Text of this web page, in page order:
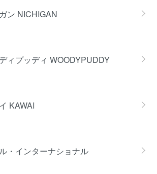
ン NICHIGAN
ィプッディ WOODYPUDDY
KAWAI
・インターナショナル